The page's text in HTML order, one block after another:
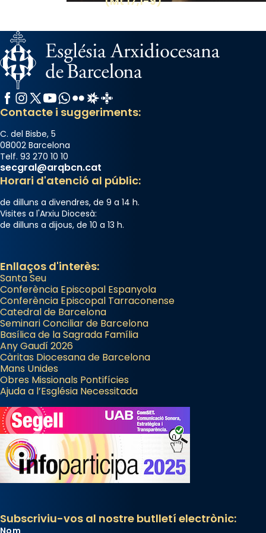
El seu sepulcre a Compostela fou un gran
el món cristià, després de Roma i terra
Santa.
«A Raïms de Sant Jaume, raïms aigualits;
raïms de setembre te'n llepes els dits»,
segons una dita popular.
Photo
View on Facebook
Facebook
Instagram
X / Twitter
YouTube
WhatsApp
FlickrRadio Estel
Catalunya Cristiana
Contacte i suggeriments:
C. del Bisbe, 5
08002 Barcelona
Telf. 93 270 10 10
secgral@arqbcn.cat
Horari d'atenció al públic:
de dilluns a divendres, de 9 a 14 h.
Visites a l'Arxiu Diocesà:
de dilluns a dijous, de 10 a 13 h.
Enllaços d'interès:
Santa Seu
Conferència Episcopal Espanyola
Conferència Episcopal Tarraconense
Catedral de Barcelona
Seminari Conciliar de Barcelona
Basílica de la Sagrada Família
Any Gaudí 2026
Càritas Diocesana de Barcelona
Mans Unides
Obres Missionals Pontifícies
Ajuda a l’Església Necessitada
Subscriviu-vos al nostre butlletí electrònic:
Nom